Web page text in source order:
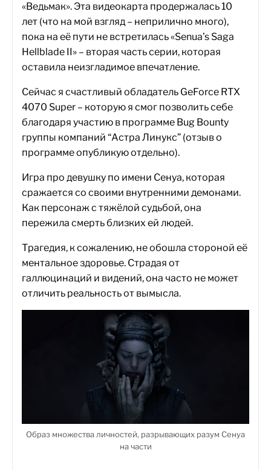
«Ведьмак». Эта видеокарта продержалась 10
лет (что на мой взгляд – неприлично много),
пока на её пути не встретилась «Senua’s Saga
Hellblade II» – вторая часть серии, которая
оставила неизгладимое впечатление.
Сейчас я счастливый обладатель GeForce RTX
4070 Super – которую я смог позволить себе
благодаря участию в программе Bug Bounty
группы компаний “Астра Линукс” (отзыв о
программе опубликую отдельно).
Игра про девушку по имени Сенуа, которая
сражается со своими внутренними демонами.
Как персонаж с тяжёлой судьбой, она
пережила смерть близких ей людей.
Трагедия, к сожалению, не обошла стороной её
ментальное здоровье. Страдая от
галлюцинаций и видений, она часто не может
отличить реальность от вымысла.
Образ множества личностей, разрывающих разум Сенуа
на части